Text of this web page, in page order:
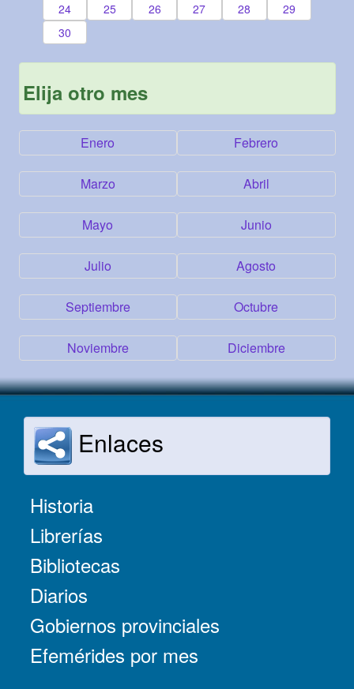
24
25 26 27 28
29
30
Elija otro mes
Enero Febrero
Marzo Abril
Mayo Junio
Julio Agosto
Septiembre Octubre
Noviembre Diciembre
Enlaces
Historia
Librerías
Bibliotecas
Diarios
Gobiernos provinciales
Efemérides por mes